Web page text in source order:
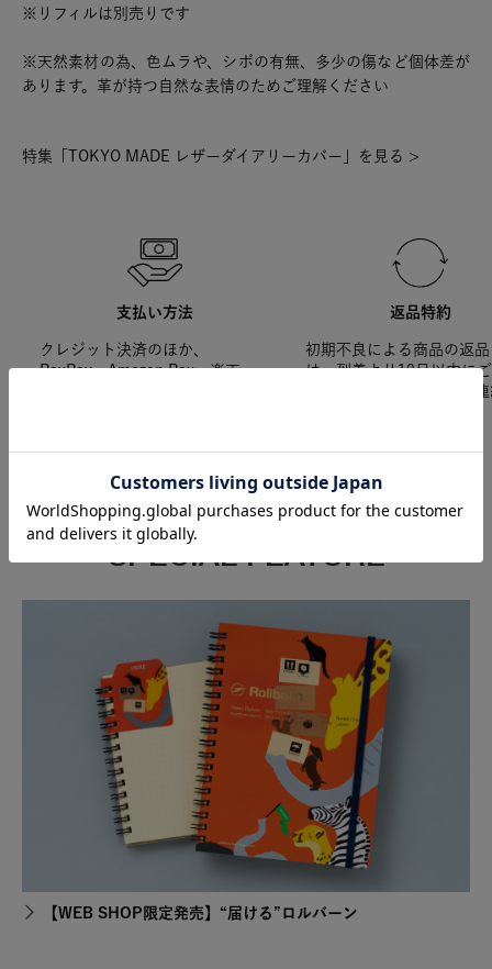
※リフィルは別売りです
※天然素材の為、色ムラや、シボの有無、多少の傷など個体差が
あります。革が持つ自然な表情のためご理解ください
特集「TOKYO MADE レザーダイアリーカバー」を見る >
支払い方法
クレジット決済のほか、
PayPay、Amazon Pay、楽天
返品特約
初期不良による商品の返
は、到着より10日以内に
ください。それ以降のご
SPECIAL FEATURE
【WEB SHOP限定発売】“届ける”ロルバーン